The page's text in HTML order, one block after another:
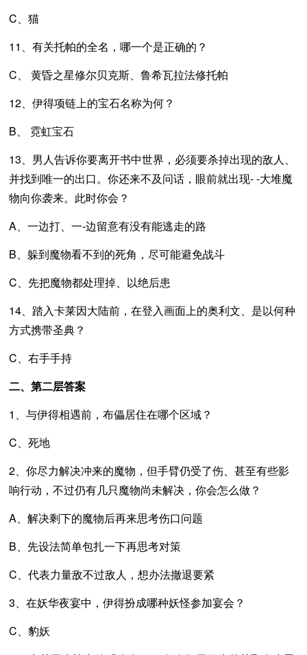
C、猫
11、有关托帕的全名，哪一个是正确的？
C、 黄昏之星修尔贝克斯、鲁希瓦拉法修托帕
12、伊得项链上的宝石名称为何？
B、 霓虹宝石
13、男人告诉你要离开书中世界，必须要杀掉出现的敌人、
并找到唯一的出口。你还来不及问话，眼前就出现- -大堆魔
物向你袭来。此时你会？
A、一边打、一-边留意有没有能逃走的路
B、躲到魔物看不到的死角，尽可能避免战斗
C、先把魔物都处理掉、以绝后患
14、踏入卡莱因大陆前，在登入画面上的奥利文、是以何种
方式携带圣典？
C、右手手持
二、第二层答案
1、与伊得相遇前，布儡居住在哪个区域？
C、死地
2、你尽力解决冲来的魔物，但手臂仍受了伤、甚至有些影
响行动，不过仍有几只魔物尚未解决，你会怎么做？
A、解决剩下的魔物后再来思考伤口问题
B、先设法简单包扎一下再思考对策
C、代表力量敌不过敌人，想办法撤退要紧
3、在妖华夜宴中，伊得扮成哪种妖怪参加宴会？
C、豹妖